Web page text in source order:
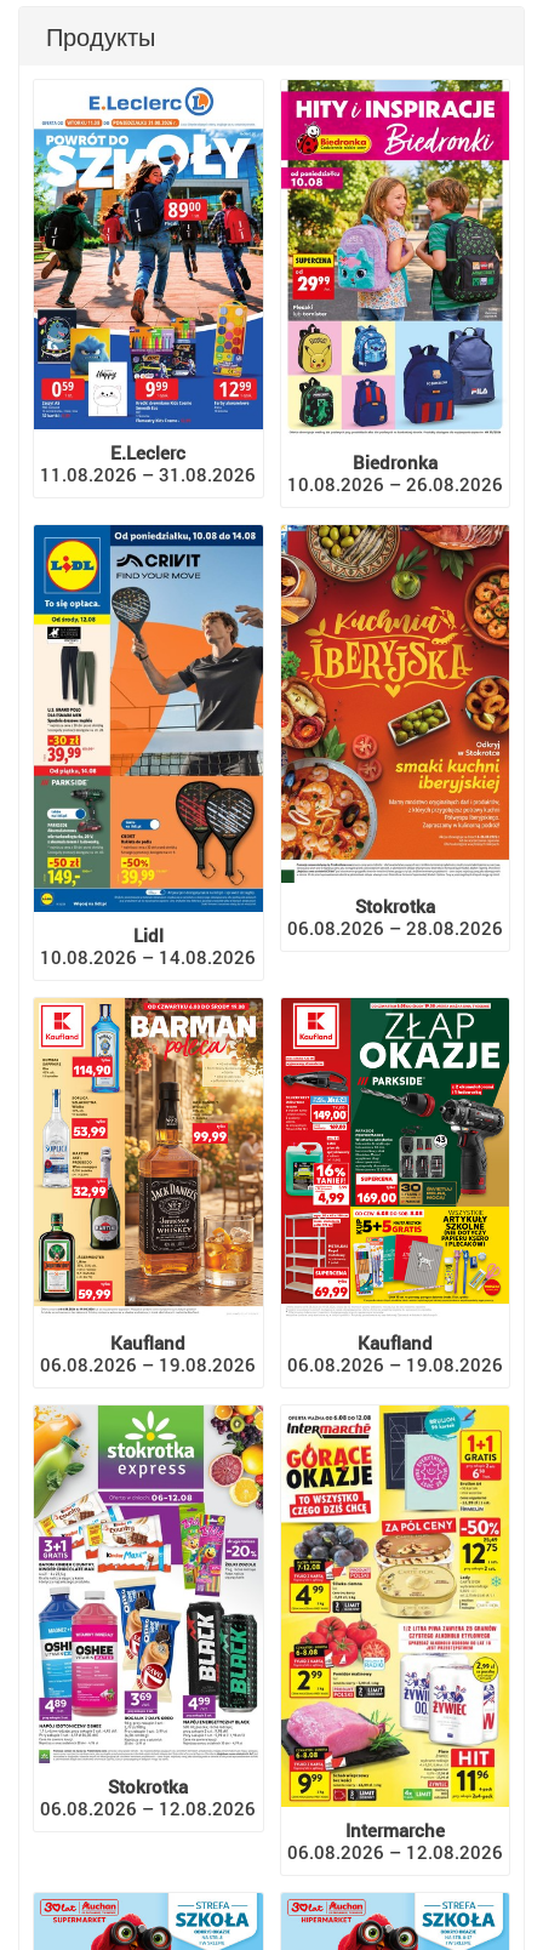
Продукты
E.Leclerc
11.08.2026 – 31.08.2026
Biedronka
10.08.2026 – 26.08.2026
Lidl
10.08.2026 – 14.08.2026
Stokrotka
06.08.2026 – 28.08.2026
Kaufland
06.08.2026 – 19.08.2026
Kaufland
06.08.2026 – 19.08.2026
Stokrotka
06.08.2026 – 12.08.2026
Intermarche
06.08.2026 – 12.08.2026